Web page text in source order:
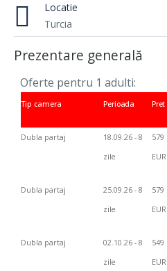
Locatie
Turcia
Prezentare generală
Oferte pentru 1adulti:
Tip camera Perioada Pret
Dubla partaj
18.09.26 - 8
zile
579
EUR
Dubla partaj
25.09.26 - 8
zile
579
EUR
Dubla partaj
02.10.26 - 8
zile
549
EUR